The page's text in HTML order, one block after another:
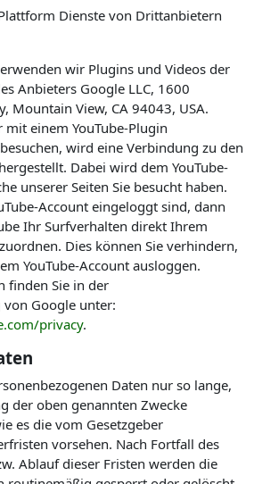
Dienste von Drittanbietern
wir Plugins und Videos der
Anbieters Google LLC, 1600
Mountain View, CA 94043, USA.
mit einem YouTube-Plugin
wird eine Verbindung zu den
Dabei wird dem YouTube-
unserer Seiten Sie besucht haben.
Account eingeloggt sind, dann
Ihr Surfverhalten direkt Ihrem
Dies können Sie verhindern,
YouTube-Account ausloggen.
finden Sie in der
Google unter:
privacy.
Daten nur so lange,
der oben genannten Zwecke
es die vom Gesetzgeber
vorsehen. Nach Fortfall des
Ablauf dieser Fristen werden die